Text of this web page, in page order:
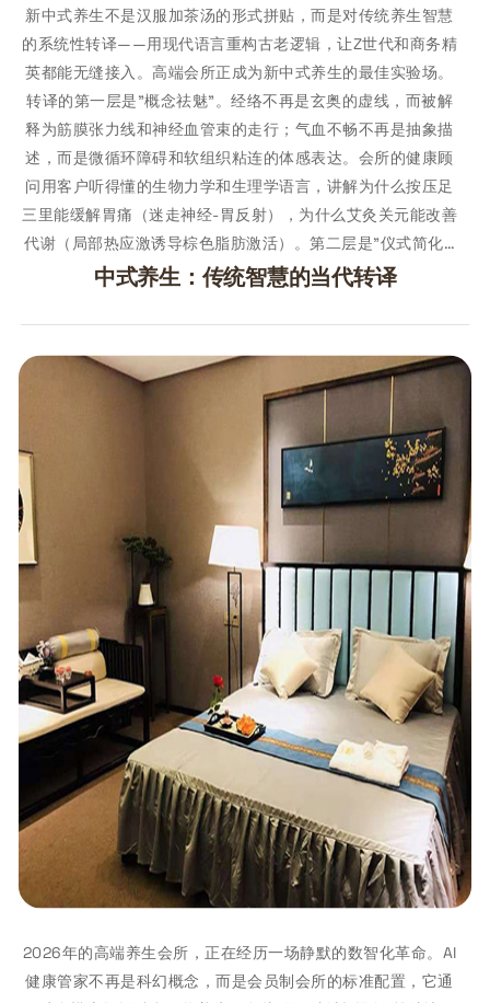
新中式养生不是汉服加茶汤的形式拼贴，而是对传统养生智慧
的系统性转译——用现代语言重构古老逻辑，让Z世代和商务精
英都能无缝接入。高端会所正成为新中式养生的最佳实验场。
转译的第一层是"概念祛魅"。经络不再是玄奥的虚线，而被解
释为筋膜张力线和神经血管束的走行；气血不畅不再是抽象描
述，而是微循环障碍和软组织粘连的体感表达。会所的健康顾
问用客户听得懂的生物力学和生理学语言，讲解为什么按压足
三里能缓解胃痛（迷走神经-胃反射），为什么艾灸关元能改善
代谢（局部热应激诱导棕色脂肪激活）。第二层是"仪式简化…
中式养生：传统智慧的当代转译
2026年的高端养生会所，正在经历一场静默的数智化革命。AI
健康管家不再是科幻概念，而是会员制会所的标准配置，它通